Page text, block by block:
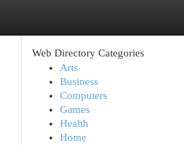
Web Directory Categories
Arts
Business
Computers
Games
Health
Home